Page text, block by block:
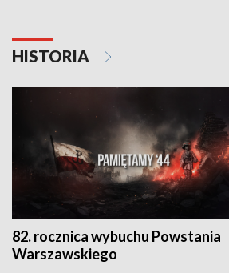
HISTORIA
82. rocznica wybuchu Powstania
Warszawskiego